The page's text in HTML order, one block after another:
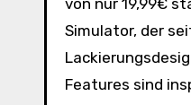
von nur 19,99€
Simulator, der
Features sind